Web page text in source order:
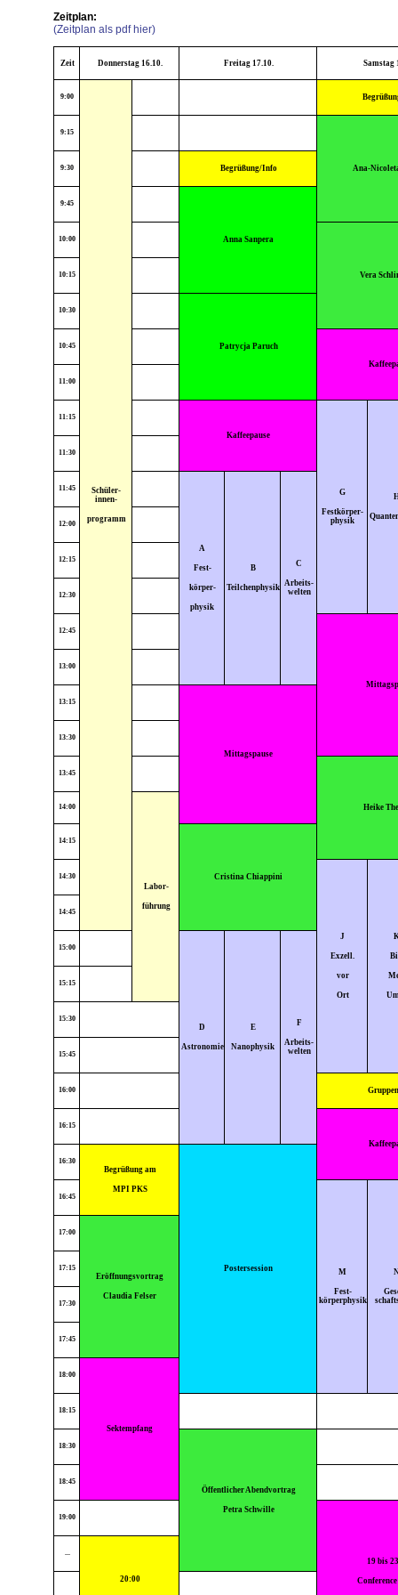
Zeitplan:
(Zeitplan als pdf hier)
Zeit Donnerstag 16.10. Freitag 17.10. Samstag
9:00
Schüler-
innen-
programm
9:15
Ana-
9:30 Begrüßung/Info
9:45
Anna Sanpera
10:00
Vera
10:15
10:30
Patrycja Paruch
10:45
11:00
11:15
Kaffeepause
G
Festkörper-
physik
11:30
11:45
A
Fest-
körper-
physik
B
Teilchenphysik
C
Arbeits-
welten
12:00
12:15
12:30
12:45
13:00
13:15
Mittagspause
13:30
13:45
Heike
14:00
Labor-
führung
14:15
Cristina Chiappini
14:30
J
Exzell.
vor
Ort
14:45
15:00
D
Astronomie
E
Nanophysik
F
Arbeits-
welten
15:15
15:30
15:45
16:00
16:15
16:30
Begrüßung am
MPI PKS
Postersession
16:45
M
Fest-
körperphysik
17:00
Eröffnungsvortrag
Claudia Felser
17:15
17:30
17:45
18:00
Sektempfang
18:15
18:30
Öffentlicher Abendvortrag
Petra Schwille
18:45
19:00
19 bis
...
20:00